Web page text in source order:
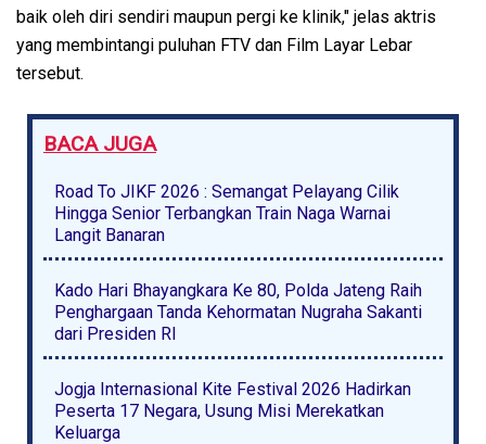
baik oleh diri sendiri maupun pergi ke klinik," jelas aktris
yang membintangi puluhan FTV dan Film Layar Lebar
tersebut.
BACA JUGA
Road To JIKF 2026 : Semangat Pelayang Cilik
Hingga Senior Terbangkan Train Naga Warnai
Langit Banaran
Kado Hari Bhayangkara Ke 80, Polda Jateng Raih
Penghargaan Tanda Kehormatan Nugraha Sakanti
dari Presiden RI
Jogja Internasional Kite Festival 2026 Hadirkan
Peserta 17 Negara, Usung Misi Merekatkan
Keluarga